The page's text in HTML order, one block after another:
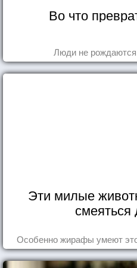
Во что
Люди не
Эти милые
смеяться
Особенно жирафы умеют